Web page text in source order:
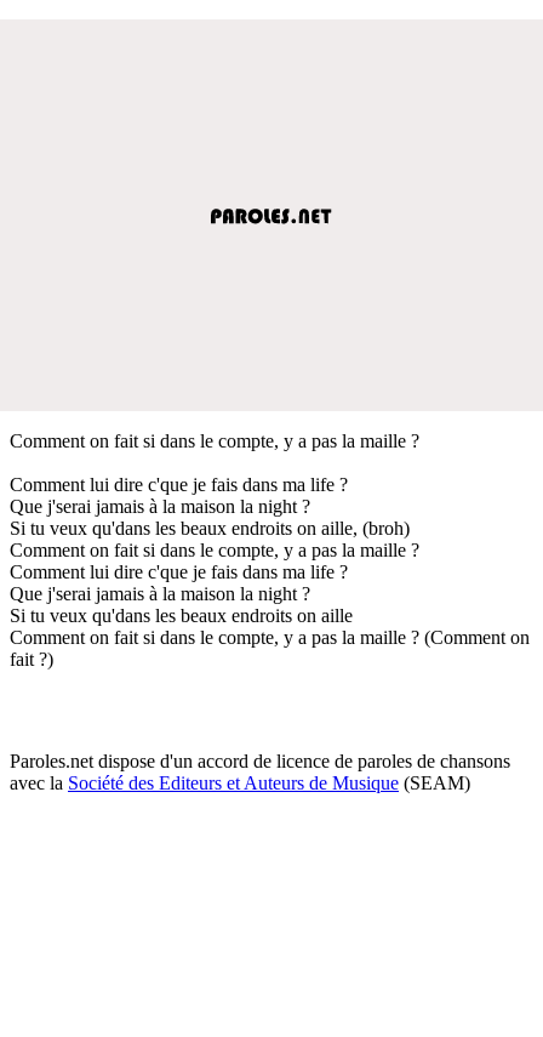
Comment on fait si dans le compte, y a pas la maille ?
Comment lui dire c'que je fais dans ma life ?
Que j'serai jamais à la maison la night ?
Si tu veux qu'dans les beaux endroits on aille, (broh)
Comment on fait si dans le compte, y a pas la maille ?
Comment lui dire c'que je fais dans ma life ?
Que j'serai jamais à la maison la night ?
Si tu veux qu'dans les beaux endroits on aille
Comment on fait si dans le compte, y a pas la maille ? (Comment on
fait ?)
Paroles.net dispose d'un accord de licence de paroles de chansons
avec la Société des Editeurs et Auteurs de Musique (SEAM)